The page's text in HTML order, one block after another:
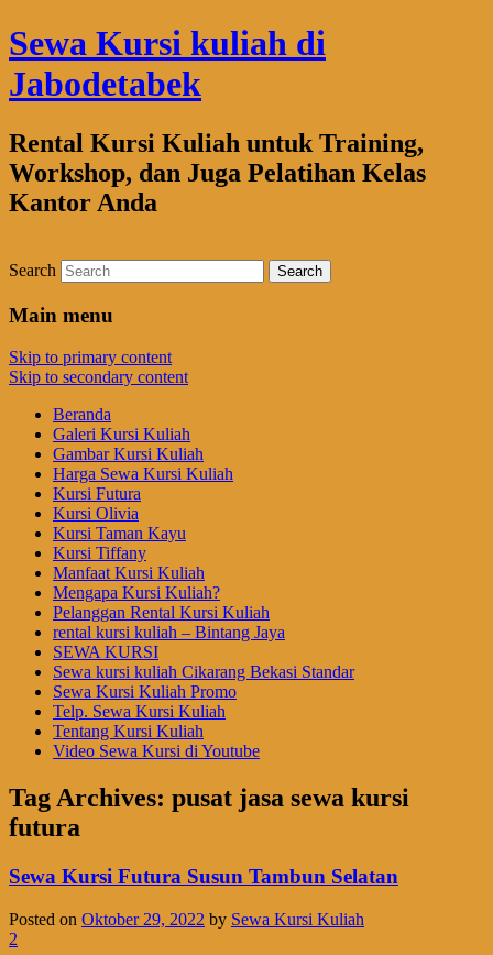
Sewa Kursi kuliah di
Jabodetabek
Rental Kursi Kuliah untuk Training,
Workshop, dan Juga Pelatihan Kelas
Kantor Anda
Search
Main menu
Skip to primary content
Skip to secondary content
Beranda
Galeri Kursi Kuliah
Gambar Kursi Kuliah
Harga Sewa Kursi Kuliah
Kursi Futura
Kursi Olivia
Kursi Taman Kayu
Kursi Tiffany
Manfaat Kursi Kuliah
Mengapa Kursi Kuliah?
Pelanggan Rental Kursi Kuliah
rental kursi kuliah – Bintang Jaya
SEWA KURSI
Sewa kursi kuliah Cikarang Bekasi Standar
Sewa Kursi Kuliah Promo
Telp. Sewa Kursi Kuliah
Tentang Kursi Kuliah
Video Sewa Kursi di Youtube
Tag Archives: pusat jasa sewa kursi
futura
Sewa Kursi Futura Susun Tambun Selatan
Posted on Oktober 29, 2022 by Sewa Kursi Kuliah
2